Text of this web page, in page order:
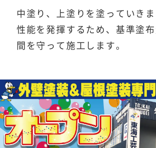
中塗り、上塗りを塗っていき
性能を発揮するため、基準塗
間を守って施工します。
軒天・軒樋塗装